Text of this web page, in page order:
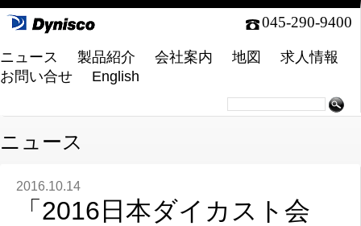
045-290-9400
ニュース 製品紹介 会社案内 地図
求人情報
お問い合せ
English
ニュース
2016.10.14
「2016日本ダイカスト会